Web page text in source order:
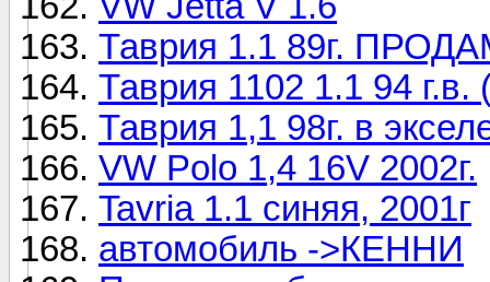
Таврия 1.1 89г.
Таврия 1102 1.1 94
Таврия 1,1 98г. в
VW Polo 1,4 16V 2002г.
Tavria 1.1 синяя, 2001г
автомобиль ->КЕННИ